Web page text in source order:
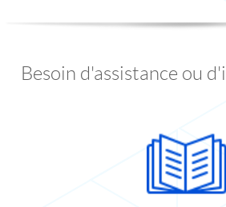
Besoin d'assistance ou